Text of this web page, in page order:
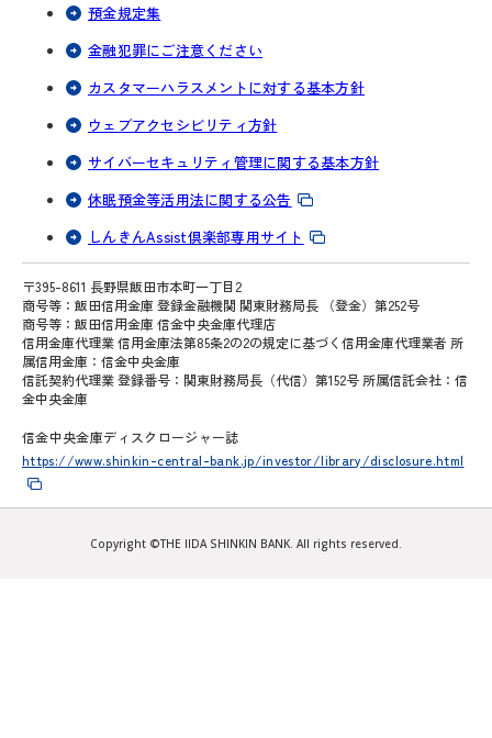
預金規定集
金融犯罪にご注意ください
カスタマーハラスメントに対する基本方針
ウェブアクセシビリティ方針
サイバーセキュリティ管理に関する基本方針
休眠預金等活用法に関する公告
しんきんAssist倶楽部専用サイト
〒395-8611 長野県飯田市本町一丁目2
商号等：飯田信用金庫 登録金融機関 関東財務局長 （登金）第252号
商号等：飯田信用金庫 信金中央金庫代理店
信用金庫代理業 信用金庫法第85条2の2の規定に基づく信用金庫代理業者 所
属信用金庫：信金中央金庫
信託契約代理業 登録番号：関東財務局長（代信）第152号 所属信託会社：信
金中央金庫
信金中央金庫ディスクロージャー誌
https://www.shinkin-central-bank.jp/investor/library/disclosure.html
Copyright ©THE IIDA SHINKIN BANK. All rights reserved.